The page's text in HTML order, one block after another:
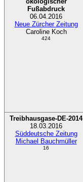
Fußabdruck
06.04.2016
Neue Zürcher Zeitung
Caroline Koch
424
Treibhausgase-DE-2014
18.03.2016
Süddeutsche Zeitung
Michael Bauchmüller
16